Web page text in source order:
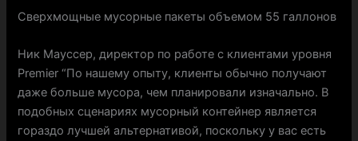
Сверхмощные мусорные пакеты объемом 55 галлонов
Ник Мауссер, директор по работе с клиентами уровня
Premier “По нашему опыту, клиенты обычно получают
даже больше мусора, чем планировали изначально. В
подобных сценариях мусорный контейнер является
гораздо лучшей альтернативой, поскольку у вас есть